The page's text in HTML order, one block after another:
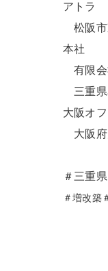
アトラ
松阪市
本社
有限会
三重県
大阪オ
大阪府
＃三重
＃増改築